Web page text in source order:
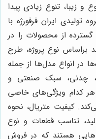
و زیبا، تنوع زیادی پیدا
تولیدی ایران فرفورژه با
از محصولات را در
براساس نوع پروژه، طرح
در انواع مدل‌ها از جمله
چدنی، سبک صنعتی و
کدام ویژگی‌های خاصی
کیفیت متریال، نحوه
تناسب قطعات و نوع
هستند که در فروش